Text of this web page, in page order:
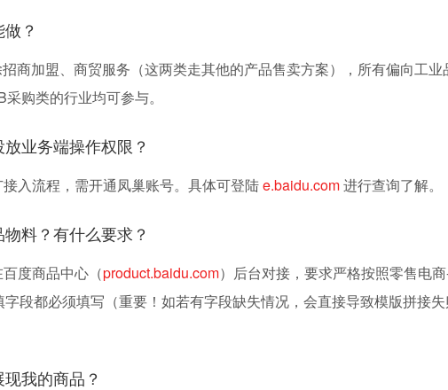
？
商加盟、商贸服务（这两类走其他的产品售卖方案），所有偏向工
购类的行业均可参与。
业务端操作权限？
入流程，需开通凤巢账号。具体可登陆e.baidu.com进行查询了解。
料？有什么要求？
度商品中心（product.baidu.com）后台对接，要求严格按照零售电
字段都必须填写（重要！如若有字段缺失情况，会直接导致模版拼接
我的商品？